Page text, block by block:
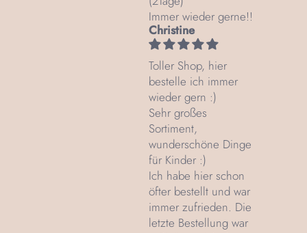
Immer wieder gerne!!
Christine
Toller Shop, hier
bestelle ich immer
wieder gern :)
Sehr großes
Sortiment,
wunderschöne Dinge
für Kinder :)
Ich habe hier schon
öfter bestellt und war
immer zufrieden. Die
letzte Bestellung war